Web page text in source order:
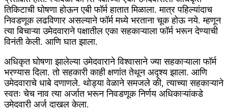
तिकिटाची घोषणा होऊन एबी फॉर्म हातात मिळाला. मात्र पहिल्यांदाच
निवडणूक लढविणार असल्याने फॉर्म मध्ये भरताना चूक होऊ नये. म्हणून
त्या बिचाऱ्या उमेदवाराने पक्षातील एका सहकाऱ्याला फॉर्म भरून देण्याची
विनंती केली. आणि घात झाला.
अधिकृत घोषणा झालेल्या उमेदवाराने विश्वासाने ज्या सहकाऱ्याला फॉर्म
भरण्यास दिला. तो सहकारी काही क्षणांत तेथून अदृश्य झाला. आणि
उमेदवाराचे धाबे दणाणले. थोड्या वेळाने समजले की, त्याच्या सहकाऱ्याने
स्वतः चेच नाव त्या अर्जात भरून निवडणूक निर्णय अधिकाऱ्यांकडे
उमेदवारी अर्ज दाखल केला.